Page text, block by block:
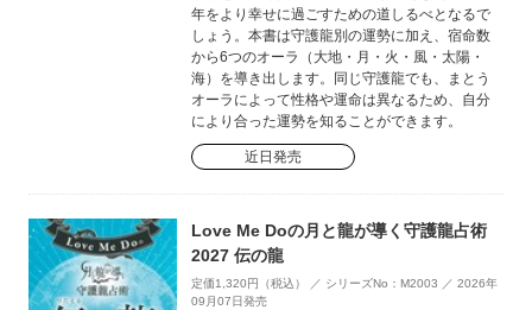
年をより幸せに過ごすための道しるべとなるで
しょう。本書は守護龍別の運勢に加え、宿命数
から6つのオーラ（大地・月・火・風・太陽・
海）を導き出します。同じ守護龍でも、まとう
オーラによって性格や運命は異なるため、自分
により合った運勢を知ることができます。
近日発売
Love Me Doの月と龍が導く守護龍占術
2027 伝の龍
定価1,320円（税込） ／ シリーズNo：M2003 ／ 2026年
09月07日発売